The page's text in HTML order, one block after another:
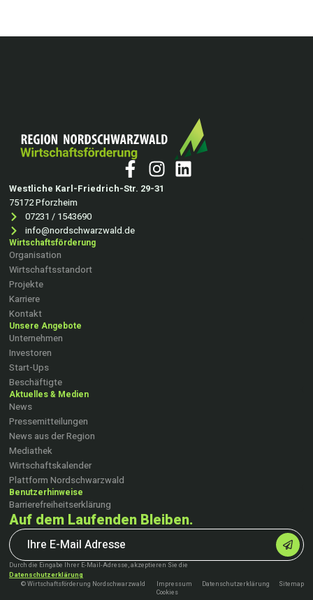
Westliche Karl-Friedrich-Str. 29-31
75172 Pforzheim
07231 / 1543690
info@nordschwarzwald.de
Wirtschaftsförderung
Organisation
Wirtschaftsstandort
Projekte
Karriere
Kontakt
Unsere Angebote
Unternehmen
Investoren
Start-Ups
Beschäftigte
Aktuelles & Medien
News
Pressemitteilungen
News aus der Region
Mediathek
Wirtschaftskalender
Plattform Nordschwarzwald
Benutzerhinweise
Barrierefreiheitserklärung
Auf dem Laufenden Bleiben.
Durch die Eingabe Ihrer E-Mail-Adresse, akzeptieren Sie die
Datenschutzerklärung
© Wirtschaftsförderung Nordschwarzwald
Impressum Datenschutzerklärung
Sitemap
Cookies